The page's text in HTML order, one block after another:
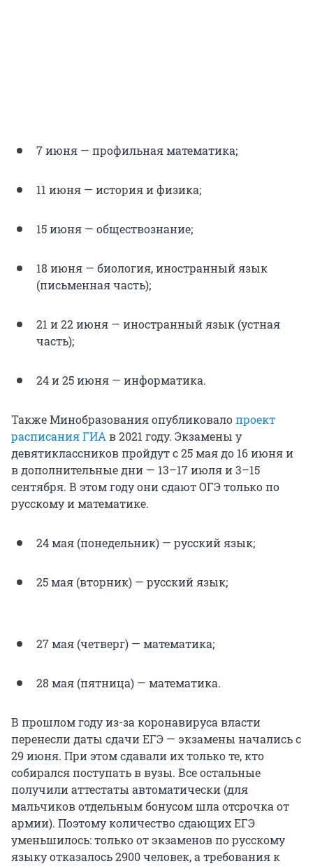
7 июня — профильная математика;
11 июня — история и физика;
15 июня — обществознание;
18 июня — биология, иностранный язык
(письменная часть);
21 и 22 июня — иностранный язык (устная
часть);
24 и 25 июня — информатика.
Также Минобразования опубликовалопроект
расписания ГИА в 2021 году. Экзамены у
девятиклассников пройдут с 25 мая до 16 июня и
в дополнительные дни — 13–17 июля и 3–15
сентября. В этом году они сдают ОГЭ только по
русскому и математике.
24 мая (понедельник) — русский язык;
25 мая (вторник) — русский язык;
27 мая (четверг) — математика;
28 мая (пятница) — математика.
В прошлом году из-за коронавируса власти
перенесли даты сдачи ЕГЭ — экзамены начались с
29 июня. При этом сдавали их только те, кто
собирался поступать в вузы. Все остальные
получили аттестаты автоматически (для
мальчиков отдельным бонусом шла отсрочка от
армии). Поэтому количество сдающих ЕГЭ
уменьшилось: только от экзаменов по русскому
языку отказалось 2900 человек, а требования к